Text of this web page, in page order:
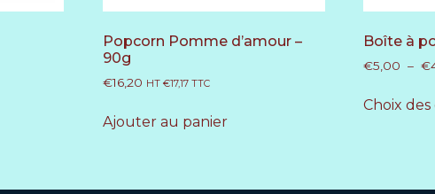
Popcorn Pomme d’amour –
90g
€16,20 HT €17,17TTC
Ajouter au panier
Boîte à
€5,00 – €
Choix